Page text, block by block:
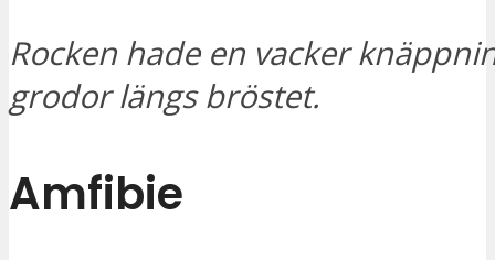
Rocken hade en vacker
grodor längs bröstet.
Amfibie